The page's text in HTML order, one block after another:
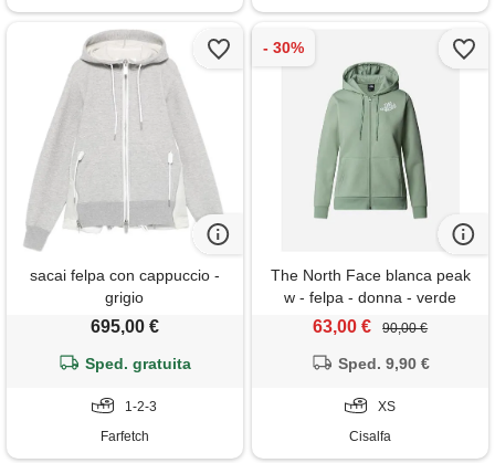
sacai felpa con cappuccio -
grigio
695,00 €
Sped. gratuita
1-2-3
Farfetch
The North Face blanca peak
w - felpa - donna - verde
63,00 € 90,00 €
Sped. 9,90 €
XS
Cisalfa